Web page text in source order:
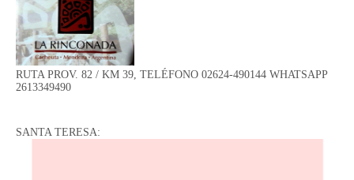
RUTA PROV. 82 / KM 39, TELÉFONO 02624-490144 WHATSAPP
2613349490
SANTA TERESA: